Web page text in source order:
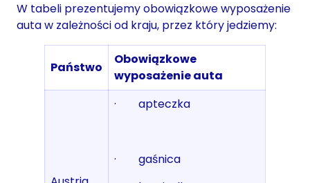
W tabeli prezentujemy obowiązkowe wyposażenie
auta w zależności od kraju, przez który jedziemy:
Państwo
Obowiązkowe
wyposażenie auta
· apteczka
· gaśnica